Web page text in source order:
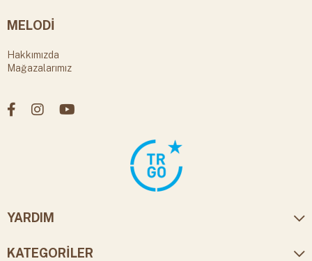
MELODİ
Hakkımızda
Mağazalarımız
YARDIM
KATEGORİLER